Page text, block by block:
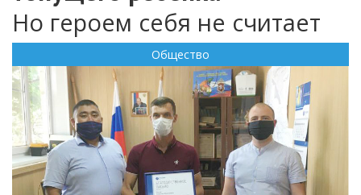
Но героем себя не считает
Общество